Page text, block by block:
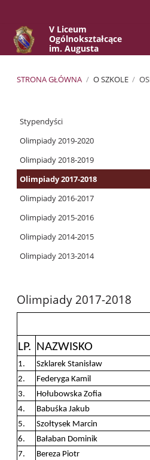
V Liceum
Ogólnokształcące
im. Augusta
Witkowskiego
STRONA GŁÓWNA / O SZKOLE /
Stypendyści
Olimpiady 2019-2020
Olimpiady 2018-2019
Olimpiady 2017-2018
Olimpiady 2016-2017
Olimpiady 2015-2016
Olimpiady 2014-2015
Olimpiady 2013-2014
Olimpiady 2017-2018
LP. NAZWISKO
1.
Szklarek Stanisław
2.
Federyga Kamil
3.
Hołubowska Zofia
4.
Babuśka Jakub
5.
Szołtysek Marcin
6.
Bałaban Dominik
7.
Bereza Piotr